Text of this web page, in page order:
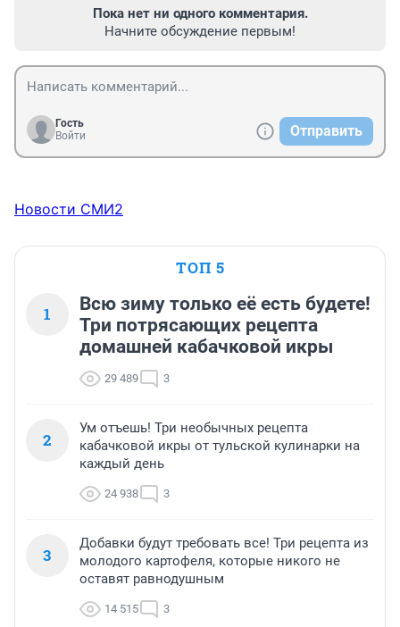
Пока нет ни одного комментария.
Начните обсуждение первым!
Гость
Войти
Отправить
Новости СМИ2
ТОП 5
1
Всю зиму только её есть будете!
Три потрясающих рецепта
домашней кабачковой икры
29 489 3
2
Ум отъешь! Три необычных рецепта
кабачковой икры от тульской кулинарки на
каждый день
24 938 3
3
Добавки будут требовать все! Три рецепта из
молодого картофеля, которые никого не
оставят равнодушным
14 515 3